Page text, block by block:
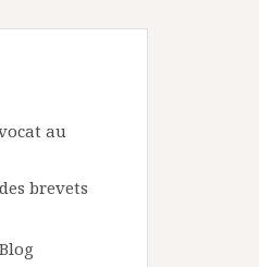
au
brevets